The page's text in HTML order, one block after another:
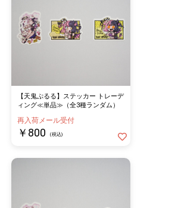
【天鬼ぷるる】ステッカー トレーデ
ィング≪単品≫（全3種ランダム）
再入荷メール受付
￥800 (税込)